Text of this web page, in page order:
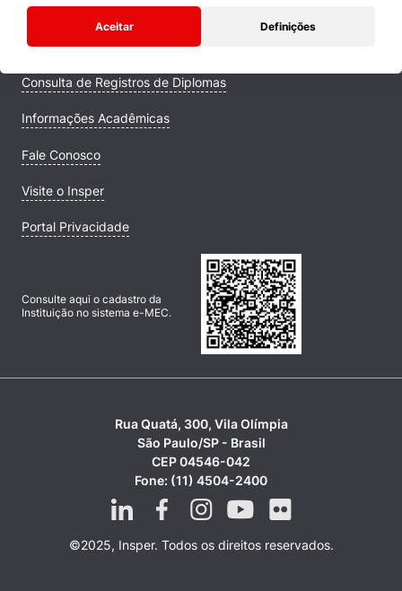
Aceitar Definições
Comunidade Transforme
Campus
Consulta de Registros de Diplomas
Informações Acadêmicas
Fale Conosco
Visite o Insper
Portal Privacidade
Consulte aqui o cadastro da
Instituição no sistema e-MEC.
Rua Quatá, 300, Vila Olímpia
São Paulo/SP - Brasil
CEP 04546-042
Fone: (11) 4504-2400
©2025, Insper. Todos os direitos reservados.